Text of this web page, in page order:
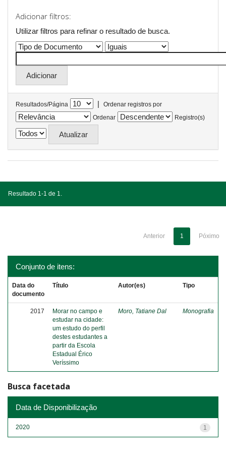
Adicionar filtros:
Utilizar filtros para refinar o resultado de busca.
Resultados/Página |
Ordenar registros por
Ordenar
Registro(s)
Resultado 1-1 de 1.
Anterior 1 Póximo
Conjunto de itens:
Data do
documento
Título Autor(es) Tipo
2017
Morar no campo e
estudar na cidade:
um estudo do perfil
destes estudantes a
partir da Escola
Estadual Érico
Veríssimo
Moro, Tatiane Dal Monografia
Busca facetada
Data de Disponibilização
1
2020